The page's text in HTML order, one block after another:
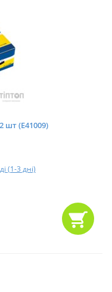
шт (E41009)
(1-3 дні)